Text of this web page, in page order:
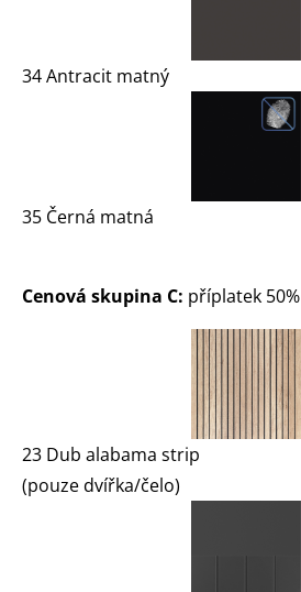
34 Antracit matný
35 Černá matná
Cenová skupina C: příplatek 50%
23 Dub alabama strip
(pouze dvířka/čelo)